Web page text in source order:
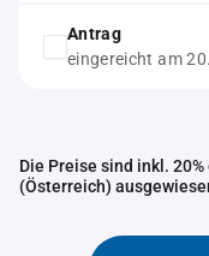
Antrag
eingereicht am
Die Preise sind inkl.
(Österreich)